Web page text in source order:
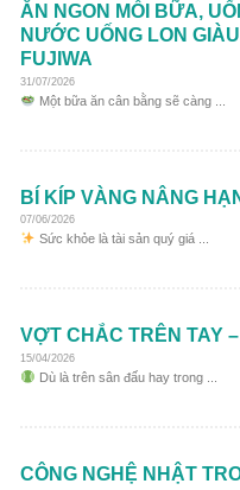
ĂN NGON MỖI BỮA,
NƯỚC UỐNG LON
FUJIWA
31/07/2026
Một bữa ăn cân bằng sẽ càng ...
BÍ KÍP VÀNG NÂNG
07/06/2026
Sức khỏe là tài sản quý giá ...
VỢT CHẮC TRÊN TAY
15/04/2026
Dù là trên sân đấu hay trong ...
CÔNG NGHỆ NHẬT